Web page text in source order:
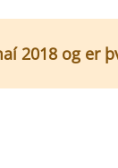
2018 og er